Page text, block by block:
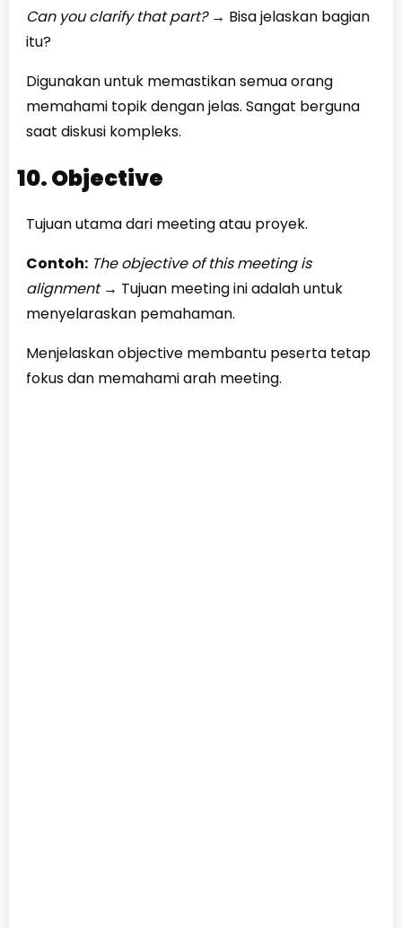
Can you clarify that part? → Bisa jelaskan bagian
itu?
Digunakan untuk memastikan semua orang
memahami topik dengan jelas. Sangat berguna
saat diskusi kompleks.
10. Objective
Tujuan utama dari meeting atau proyek.
Contoh: The objective of this meeting is
alignment → Tujuan meeting ini adalah untuk
menyelaraskan pemahaman.
Menjelaskan objective membantu peserta tetap
fokus dan memahami arah meeting.